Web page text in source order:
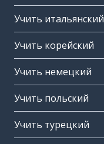
Учить итальянский
Учить корейский
Учить немецкий
Учить польский
Учить турецкий